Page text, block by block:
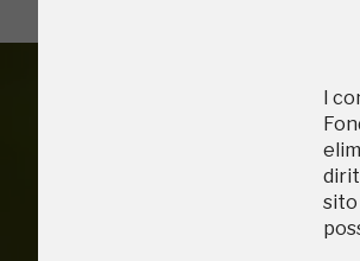
I
sito